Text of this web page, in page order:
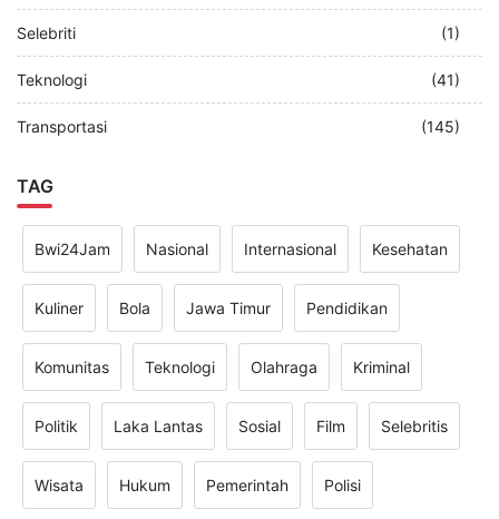
Selebriti (1)
Teknologi (41)
Transportasi (145)
TAG
Bwi24Jam Nasional Internasional Kesehatan
Kuliner Bola Jawa Timur Pendidikan
Komunitas Teknologi Olahraga Kriminal
Politik Laka Lantas Sosial Film Selebritis
Wisata Hukum Pemerintah Polisi